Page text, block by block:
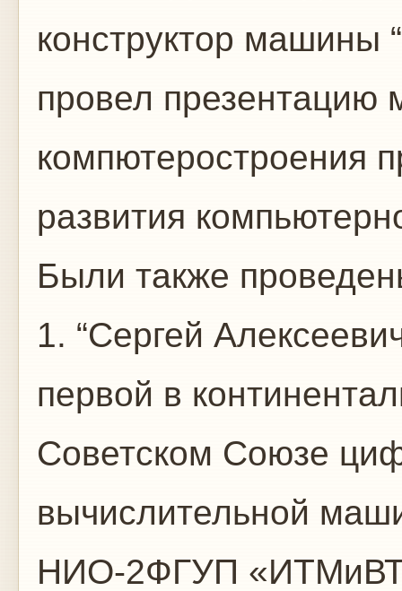
конструктор машины
провел презентацию
компютеростроения
развития
Были также
1. “Сергей
первой в
Советском Союзе
вычислительной
НИО-2ФГУП